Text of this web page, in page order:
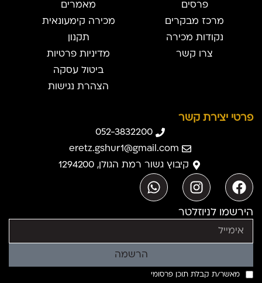
פרסים
מרכז מבקרים
נקודות מכירה
צרו קשר
מאמרים
מכירה קימעונאית
תקנון
מדיניות פרטיות
ביטול עסקה
הצהרת נגישות
פרטי יצירת קשר
052-3832200
eretz.gshur1@gmail.com
קיבוץ גשור רמת הגולן, 1294200
הירשמו לניוזלטר
מאשר/ת קבלת תוכן פרסומי
הרשמה